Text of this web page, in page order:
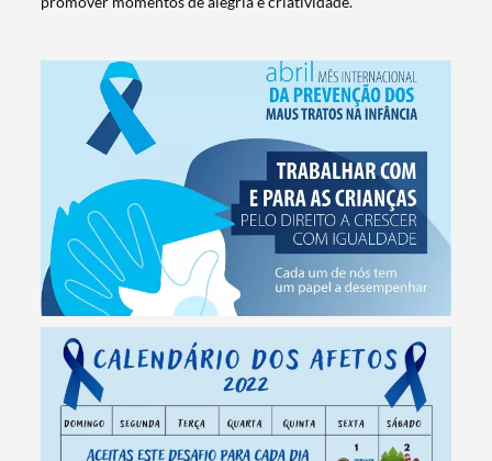
Termo de Pesquisa